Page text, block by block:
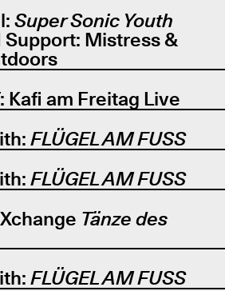
Super Sonic Youth
Mistress &
Kafi am Freitag Live
FLÜGEL AM FUSS
FLÜGEL AM FUSS
Tänze des
FLÜGEL AM FUSS